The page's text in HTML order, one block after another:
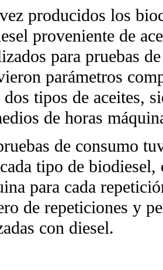
producidos los
proveniente de
para pruebas
parámetros
dos tipos de aceites,
de horas
de consumo
tipo de
para cada
de repeticiones y
con diesel.